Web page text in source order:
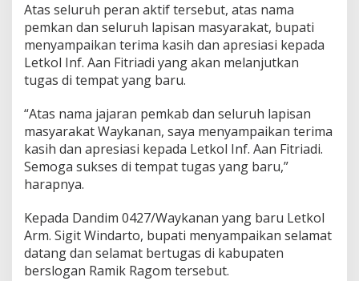
Atas seluruh peran aktif tersebut, atas nama
pemkan dan seluruh lapisan masyarakat, bupati
menyampaikan terima kasih dan apresiasi kepada
Letkol Inf. Aan Fitriadi yang akan melanjutkan
tugas di tempat yang baru.
“Atas nama jajaran pemkab dan seluruh lapisan
masyarakat Waykanan, saya menyampaikan terima
kasih dan apresiasi kepada Letkol Inf. Aan Fitriadi.
Semoga sukses di tempat tugas yang baru,”
harapnya.
Kepada Dandim 0427/Waykanan yang baru Letkol
Arm. Sigit Windarto, bupati menyampaikan selamat
datang dan selamat bertugas di kabupaten
berslogan Ramik Ragom tersebut.